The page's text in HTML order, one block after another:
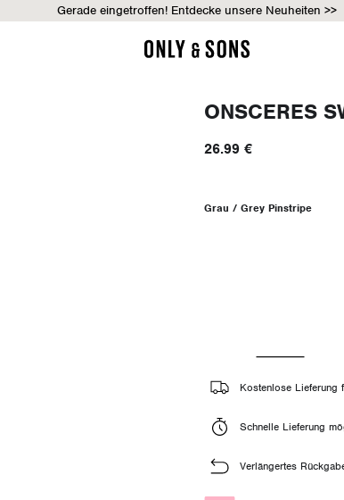
Gerade eingetroffen! Entdecke unsere Neuheiten >>
ONSCERES
26.99 €
Grau / Grey Pinstripe
Kostenlose Lieferung
Schnelle Lieferung
Verlängertes